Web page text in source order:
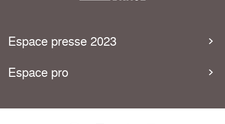
Espace presse 2023
Espace pro